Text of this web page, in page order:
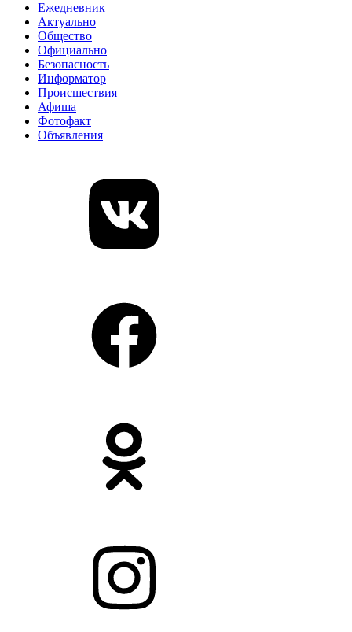
Ежедневник
Актуально
Общество
Официально
Безопасность
Информатор
Происшествия
Афиша
Фотофакт
Объявления